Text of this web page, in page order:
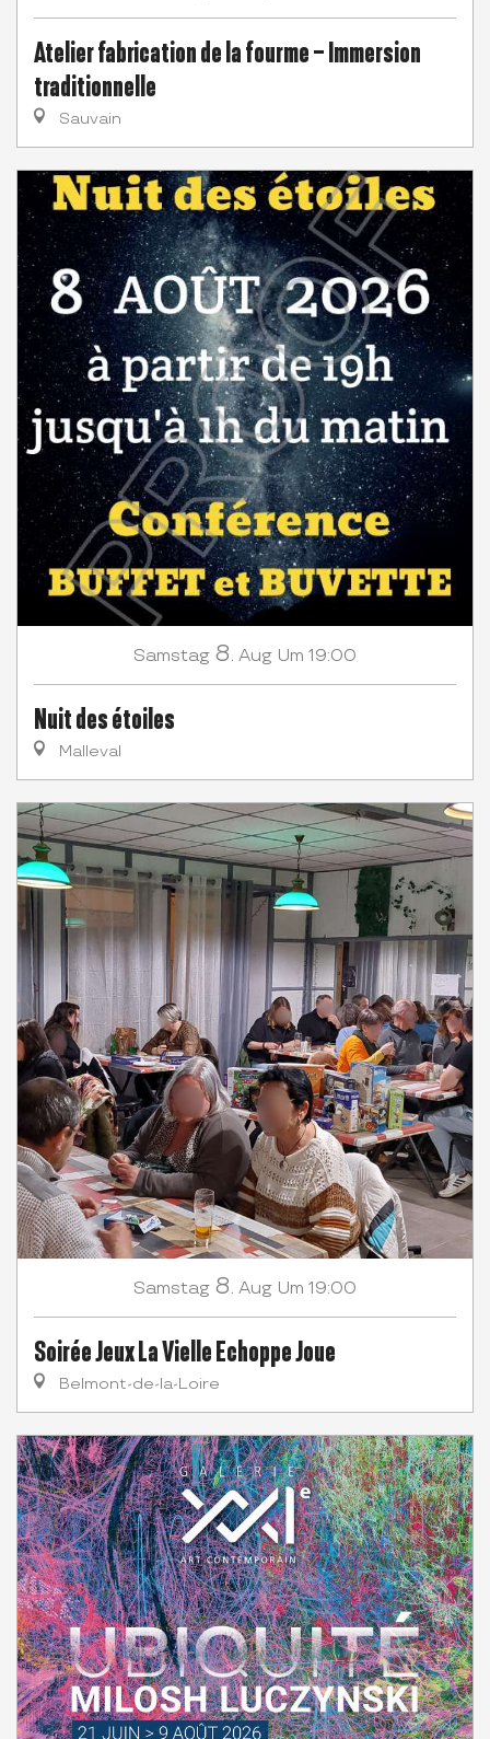
Atelier fabrication de la fourme – Immersion
traditionnelle
Sauvain
Samstag 8. Aug Um 19:00
Nuit des étoiles
Malleval
Samstag 8. Aug Um 19:00
Soirée Jeux La Vielle Echoppe Joue
Belmont-de-la-Loire